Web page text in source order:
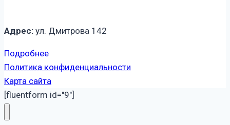
Адрес: ул. Дмитрова 142
Подробнее
Политика конфиденциальности
Карта сайта
[fluentform id="9"]